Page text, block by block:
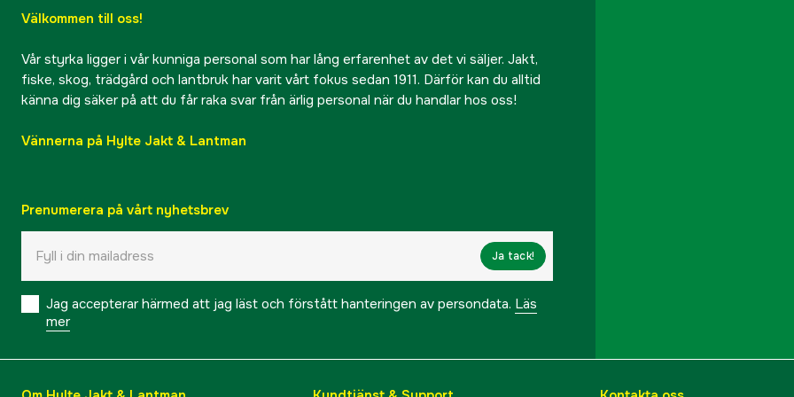
Välkommen till oss!
Vår styrka ligger i vår kunniga personal som har lång erfarenhet av det vi säljer. Jakt,
fiske, skog, trädgård och lantbruk har varit vårt fokus sedan 1911. Därför kan du alltid
känna dig säker på att du får raka svar från ärlig personal när du handlar hos oss!
Vännerna på Hylte Jakt & Lantman
Prenumerera på vårt nyhetsbrev
Ja tack!
Jag accepterar härmed att jag läst och förstått hanteringen av persondata. Läs
mer